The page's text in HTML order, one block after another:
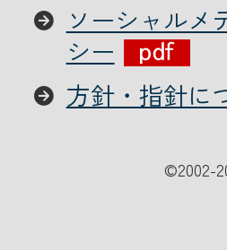
ソーシャルメ
シー
方針・指針に
©2002-